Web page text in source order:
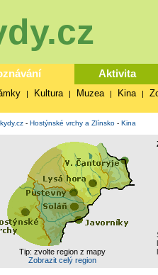
Aktivita
| Kultura | Muzea | Kina |
- Hostýnské vrchy a Zlínsko - Kina
Tip: zvolte region z mapy
Zobrazit celý region